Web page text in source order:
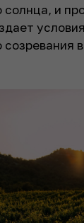
и
созревания